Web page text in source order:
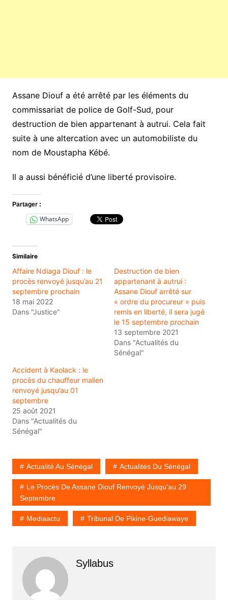
Assane Diouf a été arrêté par les éléments du
commissariat de police de Golf-Sud, pour
destruction de bien appartenant à autrui. Cela fait
suite à une altercation avec un automobiliste du
nom de Moustapha Kébé.
Il a aussi bénéficié d’une liberté provisoire.
Partager :
WhatsApp
Similaire
Affaire Ndiaga Diouf : le
procès renvoyé jusqu’au 21
septembre prochain
18 mai 2022
Dans "Justice"
Destruction de bien
appartenant à autrui :
Assane Diouf arrêté sur
« ordre du procureur » puis
remis en liberté, il sera jugé
le 15 septembre prochain
13 septembre 2021
Dans "Actualités du
Sénégal"
Accident à Kaolack : le
procès du chauffeur malien
renvoyé jusqu’au 01
septembre
25 août 2021
Dans "Actualités du
Sénégal"
Actualité Au Sénégal Actualités Du Sénégal
Le Procès De Assane Diouf Renvoyé Jusqu'au 29
Septembre
Mediaactu Tribunal De Pikine-Guediawaye
Syllabus